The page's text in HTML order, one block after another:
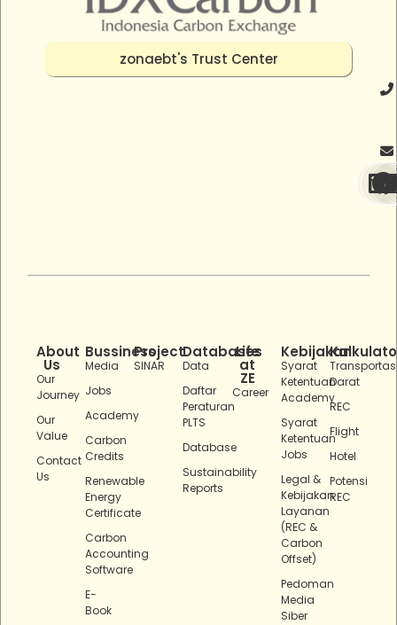
zonaebt's Trust Center
About
Us
Our
Journey
Our
Value
Contact
Us
Bussiness
Media
Jobs
Academy
Carbon
Credits
Renewable
Energy
Certificate
Carbon
Accounting
Software
E-
Book
Project
SINAR
Databases
Data
Daftar
Peraturan
PLTS
Database
Sustainability
Reports
Life
at
ZE
Career
Kebijakan
Syarat
Ketentuan
Academy
Syarat
Ketentuan
Jobs
Legal &
Kebijakan
Layanan
(REC &
Carbon
Offset)
Pedoman
Media
Siber
Darat
REC
Flight
Hotel
Potensi
REC